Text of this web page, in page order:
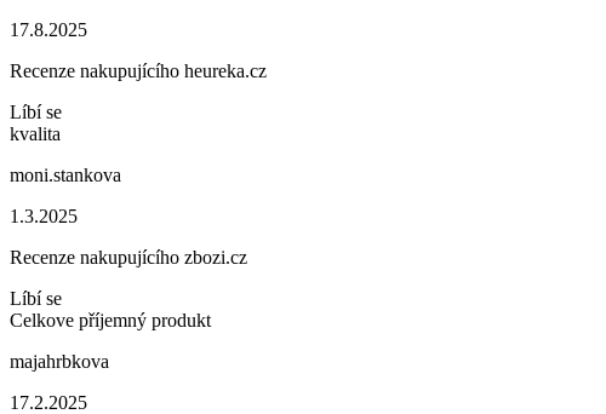
17.8.2025
Recenze nakupujícího heureka.cz
Líbí se
kvalita
moni.stankova
1.3.2025
Recenze nakupujícího zbozi.cz
Líbí se
Celkove příjemný produkt
majahrbkova
17.2.2025